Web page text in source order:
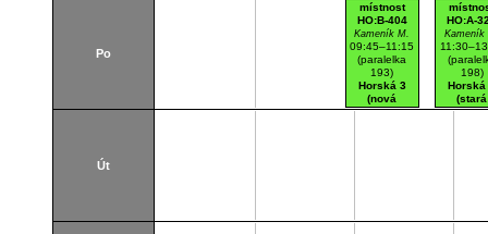
Po
místnost
HO:B-404
Kameník M.
09:45–11:15
(paralelka
193)
Horská 3
(nová
budova)
HO:A-
Kameník
198)
(stará
Út